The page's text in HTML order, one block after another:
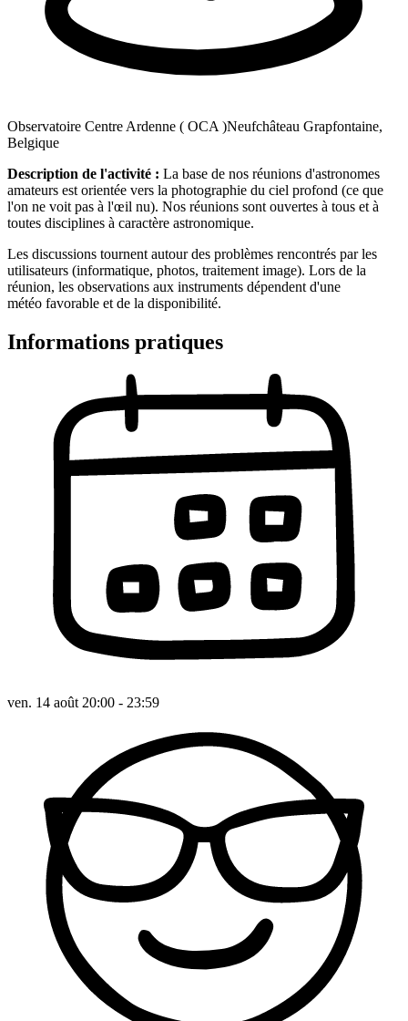
Observatoire Centre Ardenne ( OCA )Neufchâteau Grapfontaine,
Belgique
Description de l'activité : La base de nos réunions d'astronomes
amateurs est orientée vers la photographie du ciel profond (ce que
l'on ne voit pas à l'œil nu). Nos réunions sont ouvertes à tous et à
toutes disciplines à caractère astronomique.
Les discussions tournent autour des problèmes rencontrés par les
utilisateurs (informatique, photos, traitement image). Lors de la
réunion, les observations aux instruments dépendent d'une
météo favorable et de la disponibilité.
Informations pratiques
ven. 14 août 20:00 - 23:59